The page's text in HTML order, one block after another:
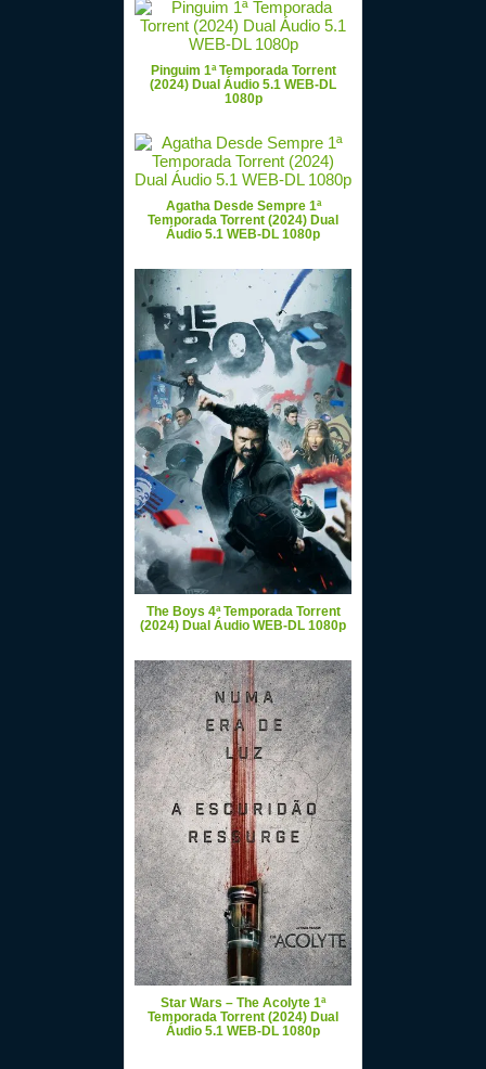
Pinguim 1ª Temporada Torrent
(2024) Dual Áudio 5.1 WEB-DL
1080p
Agatha Desde Sempre 1ª
Temporada Torrent (2024) Dual
Áudio 5.1 WEB-DL 1080p
The Boys 4ª Temporada Torrent
(2024) Dual Áudio WEB-DL 1080p
Star Wars – The Acolyte 1ª
Temporada Torrent (2024) Dual
Áudio 5.1 WEB-DL 1080p